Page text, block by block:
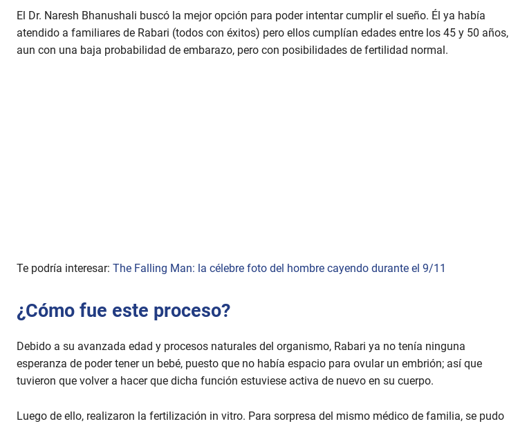
El Dr. Naresh Bhanushali buscó la mejor opción para poder intentar cumplir el sueño. Él ya había
atendido a familiares de Rabari (todos con éxitos) pero ellos cumplían edades entre los 45 y 50 años,
aun con una baja probabilidad de embarazo, pero con posibilidades de fertilidad normal.
Te podría interesar: The Falling Man: la célebre foto del hombre cayendo durante el 9/11
¿Cómo fue este proceso?
Debido a su avanzada edad y procesos naturales del organismo, Rabari ya no tenía ninguna
esperanza de poder tener un bebé, puesto que no había espacio para ovular un embrión; así que
tuvieron que volver a hacer que dicha función estuviese activa de nuevo en su cuerpo.
Luego de ello, realizaron la fertilización in vitro. Para sorpresa del mismo médico de familia, se pudo